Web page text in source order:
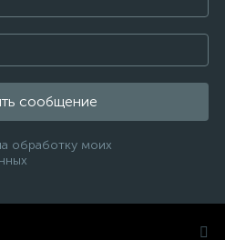
сообщение
обработку моих